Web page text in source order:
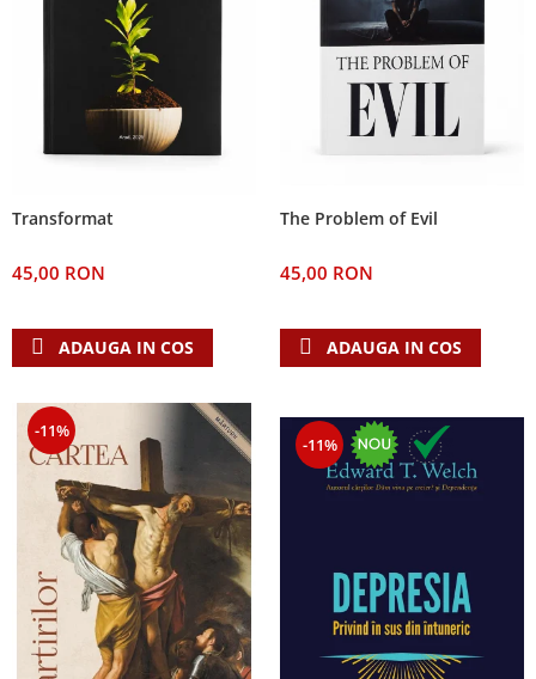
Transformat
45,00 RON
ADAUGA IN COS
The Problem of Evil
45,00 RON
ADAUGA IN COS
-11%
-11%